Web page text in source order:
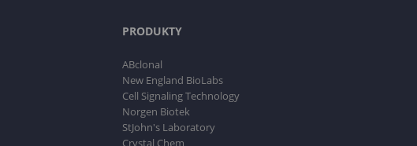
PRODUKTY
ABclonal
New England BioLabs
Cell Signaling Technology
Norgen Biotek
StJohn's Laboratory
Crystal Chem